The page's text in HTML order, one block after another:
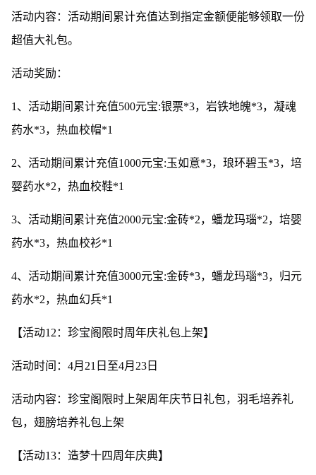
活动内容：活动期间累计充值达到指定金额便能够领取一份
超值大礼包。
活动奖励：
1、活动期间累计充值500元宝:银票*3，岩铁地魄*3，凝魂
药水*3，热血校帽*1
2、活动期间累计充值1000元宝:玉如意*3，琅环碧玉*3，培
婴药水*2，热血校鞋*1
3、活动期间累计充值2000元宝:金砖*2，蟠龙玛瑙*2，培婴
药水*3，热血校衫*1
4、活动期间累计充值3000元宝:金砖*3，蟠龙玛瑙*3，归元
药水*2，热血幻兵*1
【活动12：珍宝阁限时周年庆礼包上架】
活动时间：4月21日至4月23日
活动内容：珍宝阁限时上架周年庆节日礼包，羽毛培养礼
包，翅膀培养礼包上架
【活动13：造梦十四周年庆典】